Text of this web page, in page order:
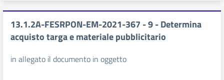
13.1.2A-FESRPON-EM-2021-367 - 9 - Determina
acquisto targa e materiale pubblicitario
in allegato il documento in oggetto